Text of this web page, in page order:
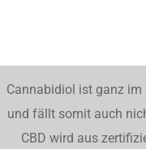
Cannabidiol ist ganz im
und fällt somit auch
CBD wird aus